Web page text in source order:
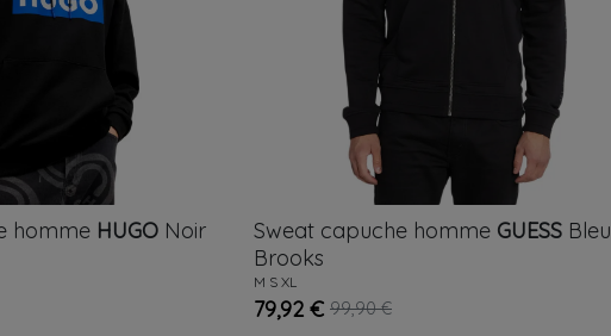
homme HUGO Noir
Sweat capuche homme GUESS Bleu
Brooks
M S XL
79,92 € 99,90 €